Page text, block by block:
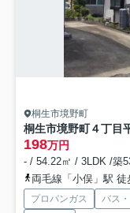
桐生市境野町
桐生市境野町４丁目
198万円
- / 54.22㎡ / 3LDK /築
両毛線「小俣」駅 徒
プロパンガス バス